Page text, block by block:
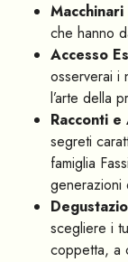
che hanno
Accesso
osserverai i
l’arte della
Racconti
segreti
famiglia
generazioni
scegliere i
coppetta, a